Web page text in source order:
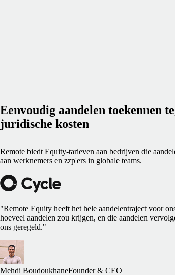
Eenvoudig aandelen toekennen
juridische kosten
Remote biedt Equity-tarieven aan bedrijven die
aan werknemers en zzp'ers in globale teams.
"Remote Equity heeft het hele aandelentraject voor
hoeveel aandelen zou krijgen, en die aandelen
ons geregeld."
Mehdi BoudoukhaneFounder & CEO